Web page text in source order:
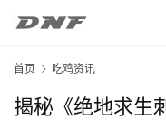
首页 吃鸡资讯
揭秘《绝地求生